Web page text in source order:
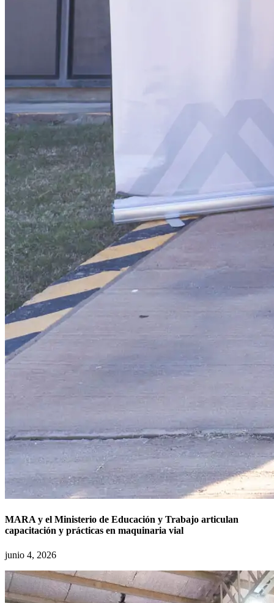
MARA y el Ministerio de Educación y Trabajo articulan
capacitación y prácticas en maquinaria vial
junio 4, 2026